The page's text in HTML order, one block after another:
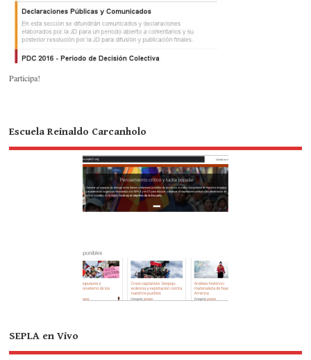
Participa!
Escuela Reinaldo Carcanholo
SEPLA en Vivo